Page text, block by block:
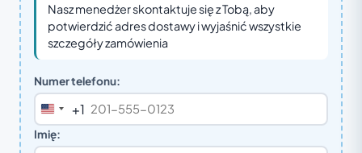
Nasz menedżer skontaktuje się z Tobą, aby
potwierdzić adres dostawy i wyjaśnić wszystkie
szczegóły zamówienia
Numer telefonu:
United
States
+1
Imię: